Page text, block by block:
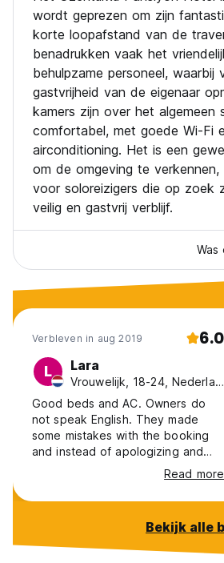
wordt geprezen om zijn
korte loopafstand van de
benadrukken vaak het
behulpzame personeel, waarbij
gastvrijheid van de eigenaar
kamers zijn over het algemeen
comfortabel, met goede Wi-Fi
airconditioning. Het is een
om de omgeving te
voor soloreizigers die op zoek
veilig en gastvrij verblijf.
Was
Verbleven in aug 2019 6.0
L Lara
Vrouwelijk, 18-24, Nederland
Good beds and AC. Owners do
not speak English. They made
some mistakes with the booking
and instead of apologizing and
owning up to it, they just reacted
angry and defensively and frankly
just impolite. Two bathrooms for a
enough, and breakfast is rather
mediocre and there’s no warm
Read more
Bekijk alle